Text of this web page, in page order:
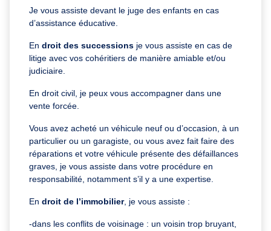
Je vous assiste devant le juge des enfants en cas
d’assistance éducative.
En droit des successions je vous assiste en cas de
litige avec vos cohéritiers de manière amiable et/ou
judiciaire.
En droit civil, je peux vous accompagner dans une
vente forcée.
Vous avez acheté un véhicule neuf ou d’occasion, à un
particulier ou un garagiste, ou vous avez fait faire des
réparations et votre véhicule présente des défaillances
graves, je vous assiste dans votre procédure en
responsabilité, notamment s’il y a une expertise.
En droit de l’immobilier, je vous assiste :
-dans les conflits de voisinage : un voisin trop bruyant,